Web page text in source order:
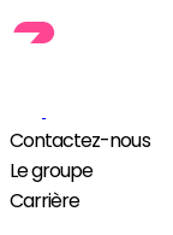
Contactez-nous
Le groupe
Carrière